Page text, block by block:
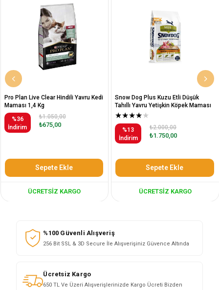
Pro Plan Live Clear Hindili Yavru Kedi
Maması 1,4 Kg
%36
İndirim
₺675,00
₺1.050,00
Sepete Ekle
ÜCRETSIZ KARGO
Snow Dog Plus Kuzu Etli Düşük
Tahıllı Yavru Yetişkin Köpek Maması
12 Kg
★★★★★
%13
İndirim
₺1.750,00
₺2.000,00
Sepete Ekle
ÜCRETSIZ KARGO
%100 Güvenli Alışveriş
256 Bit SSL & 3D Secure İle Alışverişiniz Güvence Altında
Ücretsiz Kargo
650 TL Ve Üzeri Alışverişlerinizde Kargo Ücreti Bizden